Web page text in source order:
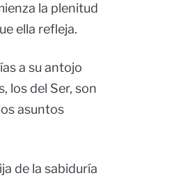
la plenitud
ella refleja.
a su antojo
los del Ser, son
asuntos
de la sabiduría